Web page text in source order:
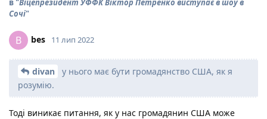
в "Віцепрезидент УФФК Віктор Петренко виступає в шоу в
Сочі"
B bes 11 лип 2022
divan
у нього має бути громадянство США, як я
розумію.
Тоді виникає питання, як у нас громадянин США може